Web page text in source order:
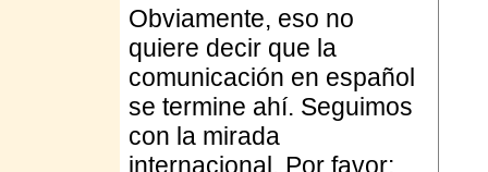
Obviamente, eso no
quiere decir que la
comunicación en español
se termine ahí. Seguimos
con la mirada
internacional. Por favor: